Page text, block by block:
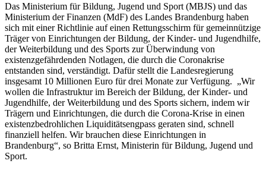
Das Ministerium für Bildung, Jugend und Sport (MBJS) und das
Ministerium der Finanzen (MdF) des Landes Brandenburg haben
sich mit einer Richtlinie auf einen Rettungsschirm für gemeinnützige
Träger von Einrichtungen der Bildung, der Kinder- und Jugendhilfe,
der Weiterbildung und des Sports zur Überwindung von
existenzgefährdenden Notlagen, die durch die Coronakrise
entstanden sind, verständigt. Dafür stellt die Landesregierung
insgesamt 10 Millionen Euro für drei Monate zur Verfügung. „Wir
wollen die Infrastruktur im Bereich der Bildung, der Kinder- und
Jugendhilfe, der Weiterbildung und des Sports sichern, indem wir
Trägern und Einrichtungen, die durch die Corona-Krise in einen
existenzbedrohlichen Liquiditätsengpass geraten sind, schnell
finanziell helfen. Wir brauchen diese Einrichtungen in
Brandenburg“, so Britta Ernst, Ministerin für Bildung, Jugend und
Sport.